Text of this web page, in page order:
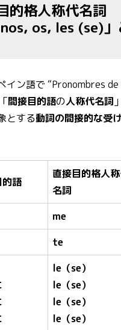
的格人称代名詞
os, les (se)」
イン語で “Pronombres de
間接目的語の人称代名詞
とする動詞の間接的な受
的語
直接目的格人
名詞
me
te
le（se）
le（se）
le（se）
le（se）